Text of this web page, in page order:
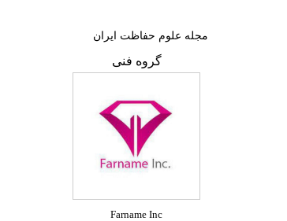
مجله علوم حفاظت ایران
گروه فنی
Farname Inc